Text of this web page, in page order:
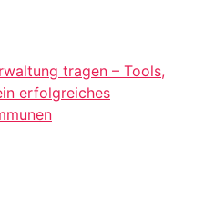
tragen – Tools,
erfolgreiches